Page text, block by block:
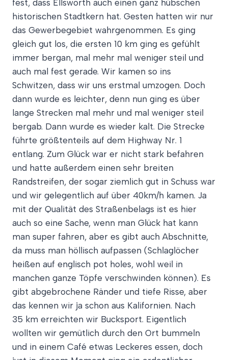
fest, dass Ellsworth auch einen ganz hübschen
historischen Stadtkern hat. Gesten hatten wir nur
das Gewerbegebiet wahrgenommen. Es ging
gleich gut los, die ersten 10 km ging es gefühlt
immer bergan, mal mehr mal weniger steil und
auch mal fest gerade. Wir kamen so ins
Schwitzen, dass wir uns erstmal umzogen. Doch
dann wurde es leichter, denn nun ging es über
lange Strecken mal mehr und mal weniger steil
bergab. Dann wurde es wieder kalt. Die Strecke
führte größtenteils auf dem Highway Nr. 1
entlang. Zum Glück war er nicht stark befahren
und hatte außerdem einen sehr breiten
Randstreifen, der sogar ziemlich gut in Schuss war
und wir gelegentlich auf über 40km/h kamen. Ja
mit der Qualität des Straßenbelags ist es hier
auch so eine Sache, wenn man Glück hat kann
man super fahren, aber es gibt auch Abschnitte,
da muss man höllisch aufpassen (Schlaglöcher
heißen auf englisch pot holes, wohl weil in
manchen ganze Töpfe verschwinden können). Es
gibt abgebrochene Ränder und tiefe Risse, aber
das kennen wir ja schon aus Kalifornien. Nach
35 km erreichten wir Bucksport. Eigentlich
wollten wir gemütlich durch den Ort bummeln
und in einem Café etwas Leckeres essen, doch